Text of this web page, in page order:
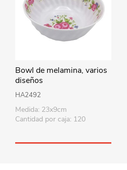
Bowl de melamina, varios
diseños
HA2492
Medida: 23x9cm
Cantidad por caja: 120